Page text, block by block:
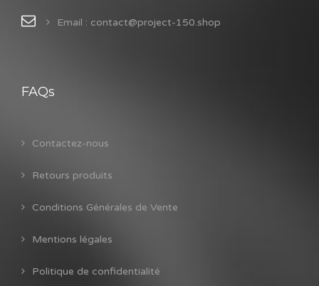
Email : contact@project-150.shop
FAQs
Contactez-nous
Retours produits
Conditions Générales de Vente
Mentions légales
Politique de confidentialité